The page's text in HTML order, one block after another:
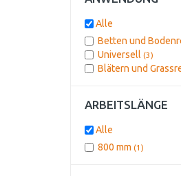
Alle
Betten und
Universell (3)
Blätern und
ARBEITSLÄNGE
Alle
800 mm (1)